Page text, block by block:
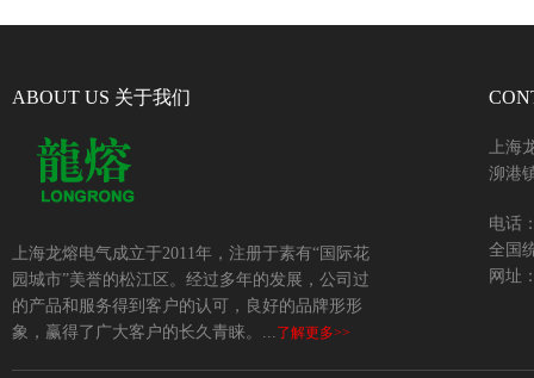
ABOUT US 关于我们
上海龙熔电气成立于2011年，注册于素有“国际花
园城市”美誉的松江区。经过多年的发展，公司过
的产品和服务得到客户的认可，良好的品牌形形
象，赢得了广大客户的长久青睐。...了解更多>>
上海
泖港
电话
全国
网址